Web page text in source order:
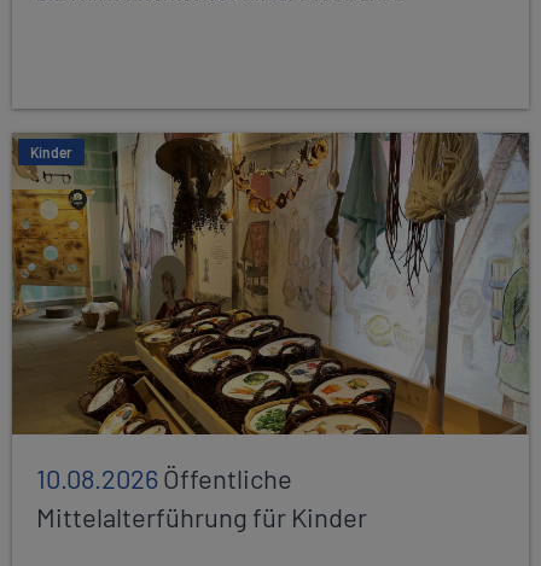
Kinder
10.08.2026Öffentliche
Mittelalterführung für Kinder